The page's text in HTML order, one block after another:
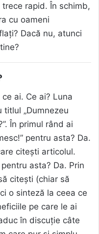
rapid. În schimb,
cu oameni
Dacă nu, atunci
ai. Ce ai? Luna
„Dumnezeu
În primul rând ai
pentru asta? Da.
citești articolul.
asta? Da. Prin
citești (chiar să
o sinteză la ceea ce
pe care le ai
în discuție câte